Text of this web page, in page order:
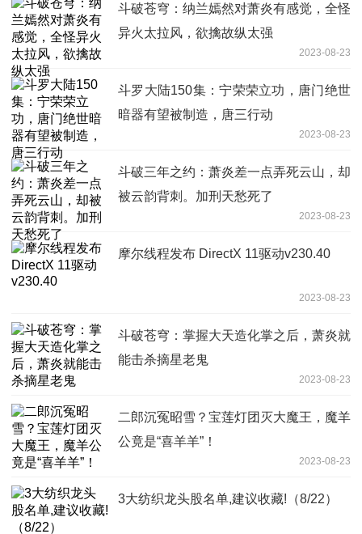
斗破苍穹：纳兰嫣然对萧炎有感觉，全怪
异火太拉风，欲擒故纵太强
2023-08-23
斗罗大陆150集：宁荣荣立功，唐门绝世
暗器有望被制造，唐三行动
2023-08-23
斗破三年之约：萧炎差一点弄死云山，却
被云韵背刺。加刑天愁死了
2023-08-23
摩尔线程发布 DirectX 11驱动v230.40
2023-08-23
斗破苍穹：掌握大天造化掌之后，萧炎就
能击杀摘星老鬼
2023-08-23
二郎沉冤昭雪？宝莲灯团灭大魔王，魔羊
公竟是“喜羊羊”！
2023-08-23
3大纺织龙头股名单,建议收藏!（8/22）